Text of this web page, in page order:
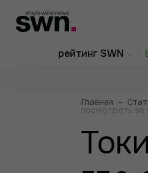
рейтинг SWN
Главная –
посмотреть за